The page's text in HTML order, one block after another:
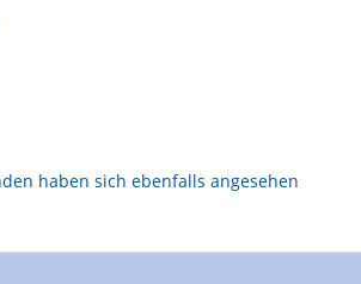
haben sich ebenfalls angesehen